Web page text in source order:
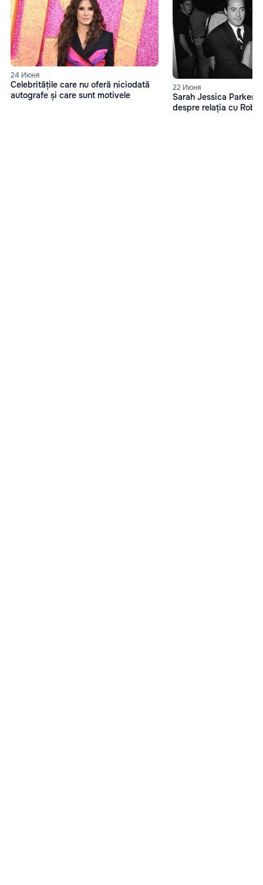
24 Июня
Celebritățile care nu oferă niciodată
autografe și care sunt motivele
22 Июня
Sarah Jessica Parker,
despre relația cu